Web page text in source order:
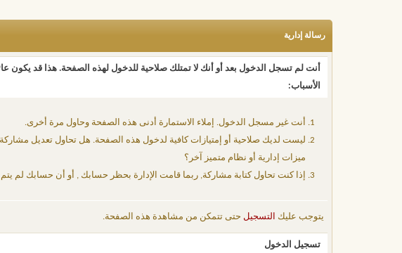
رسالة إدارية
أنت لم تسجل الدخول بعد أو أنك لا تمتلك صلاحية للدخول لهذه الصفحة. هذا قد يكون
الأسباب:
أنت غير مسجل الدخول. إملاء الاستمارة أدنى هذه الصفحة وحاول مرة أخرى.
ليست لديك صلاحية أو إمتيازات كافية لدخول هذه الصفحة. هل تحاول تعديل
ميزات إدارية أو نظام متميز آخر؟
إذا كنت تحاول كتابة مشاركة, ربما قامت الإدارة بحظر حسابك , أو أن حسابك لم يتم
يتوجب عليك التسجيل حتى تتمكن من مشاهدة هذه الصفحة.
تسجيل الدخول